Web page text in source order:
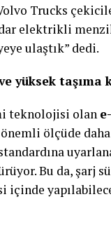
Trucks
elektrikli
ulaştık” dedi.
yüksek taşıma
teknolojisi olan
ölçüde
Bu da, şarj